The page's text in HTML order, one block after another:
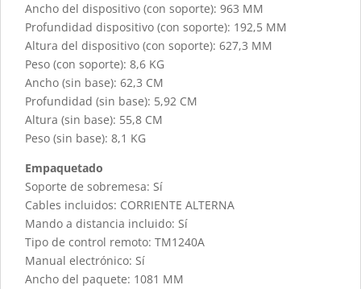
Ancho del dispositivo (con soporte): 963 MM
Profundidad dispositivo (con soporte): 192,5 MM
Altura del dispositivo (con soporte): 627,3 MM
Peso (con soporte): 8,6 KG
Ancho (sin base): 62,3 CM
Profundidad (sin base): 5,92 CM
Altura (sin base): 55,8 CM
Peso (sin base): 8,1 KG
Empaquetado
Soporte de sobremesa: Sí
Cables incluidos: CORRIENTE ALTERNA
Mando a distancia incluido: Sí
Tipo de control remoto: TM1240A
Manual electrónico: Sí
Ancho del paquete: 1081 MM